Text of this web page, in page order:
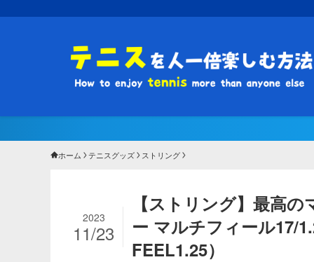
ホーム テニスグッズ ストリング
【ストリング】最高
ー マルチフィール17/
FEEL1.25）
2023
11/23